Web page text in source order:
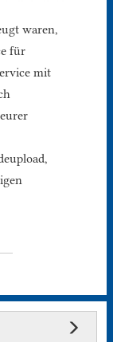
waren,
für
mit